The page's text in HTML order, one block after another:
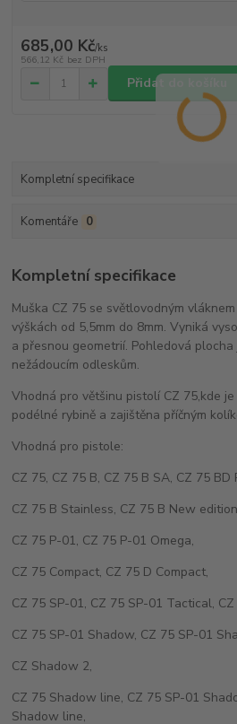
685,00 Kč/ks
566,12 Kč bez DPH
Přidat do košíku
Kompletní specifikace
Komentáře 0
Kompletní specifikace
Muška CZ 75 se světlovodným
výškách od 5,5mm do 8mm. Vyniká
a přesnou geometrií. Pohledová
nežádoucím odleskům.
Vhodná pro většinu pistolí CZ 75,kde
podélné rybině a zajištěna příčným
Vhodná pro pistole:
CZ 75, CZ 75 B, CZ 75 B SA, CZ 75 BD
CZ 75 B Stainless, CZ 75 B New
CZ 75 P-01, CZ 75 P-01 Omega,
CZ 75 Compact, CZ 75 D Compact,
CZ 75 SP-01, CZ 75 SP-01 Tactical,
CZ 75 SP-01 Shadow, CZ 75 SP-01
CZ Shadow 2,
CZ 75 Shadow line, CZ 75 SP-01
Shadow line,